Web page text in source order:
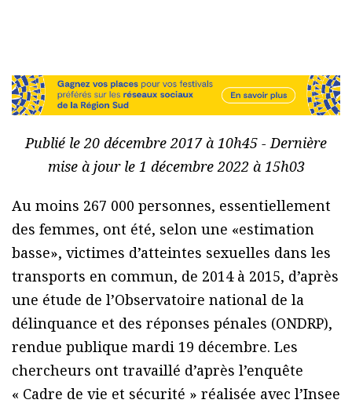
Publié le 20 décembre 2017 à 10h45 - Dernière
mise à jour le 1 décembre 2022 à 15h03
Au moins 267 000 personnes, essentiellement
des femmes, ont été, selon une «estimation
basse», victimes d’atteintes sexuelles dans les
transports en commun, de 2014 à 2015, d’après
une étude de l’Observatoire national de la
délinquance et des réponses pénales (ONDRP),
rendue publique mardi 19 décembre. Les
chercheurs ont travaillé d’après l’enquête
« Cadre de vie et sécurité » réalisée avec l’Insee